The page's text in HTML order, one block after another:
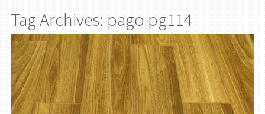
Tag Archives: pago pg114